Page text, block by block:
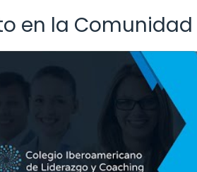
en la Comunidad